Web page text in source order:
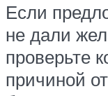
Если
не дали
проверьте
причиной